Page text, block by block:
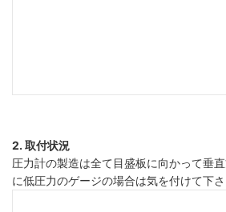
2. 取付状況
圧力計の製造は全て目盛板に向かって垂
に低圧力のゲージの場合は気を付けて下さ